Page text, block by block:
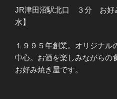
JR津田沼駅北口 ３分 お好
水】
１９９５年創業。オリジナル
中心。お酒を楽しみながらの
お好み焼き屋です。